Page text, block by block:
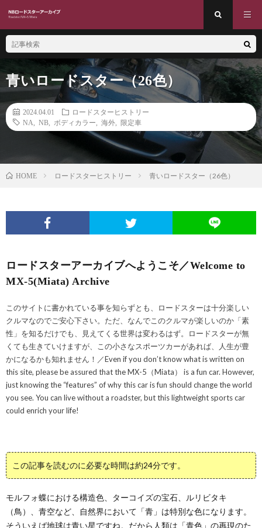
青いロードスター（26色）
2024.04.01
ロードスターヒストリー
NA
NB ボディカラー 海外 限定車
HOME ロードスターヒストリー 青いロードスター（26色）
ロードスターアーカイブへようこそ／Welcome to
MX-5(Miata) Archive
このサイトに書かれている事を知らずとも、ロードスターは十分楽しい
クルマなのでご安心下さい。ただ、なんでこのクルマが楽しいのか「素
性」を知るだけでも、見えてくる世界は変わるはず。ロードスターが無
くても生きていけますが、この小さなスポーツカーがあれば、人生が豊
かになるかも知れません！／Even if you don’t know what is written on
this site, please be assured that the MX-5（Miata） is a fun car. However,
just knowing the “features” of why this car is fun should change the world
you see. You can live without a roadster, but this lightweight sports car
could enrich your life!
この記事を読むのに必要な時間は約24分です。
モルフォ蝶における構造色、ターコイズの宝石、ルリビタキ
（鳥）、青空など、自然界において「青」は特別な色になります。
そういえば地球は青い星ですね。だから人類は「青色」の再現のた